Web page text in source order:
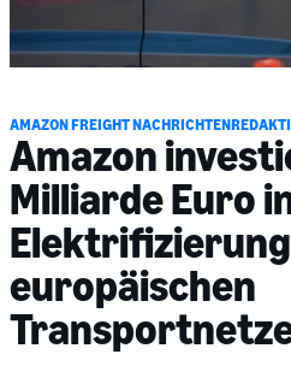
AMAZON FREIGHT
Amazon
Milliarde Euro
europäischen